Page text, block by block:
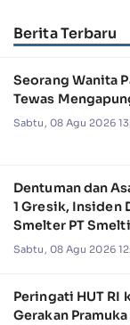
Berita Terbaru
Seorang Wanita
Tewas
Sabtu, 08 Agu 2026
Dentuman dan
1 Gresik, Insiden
Smelter PT
Sabtu, 08 Agu 2026
Peringati HUT RI
Gerakan